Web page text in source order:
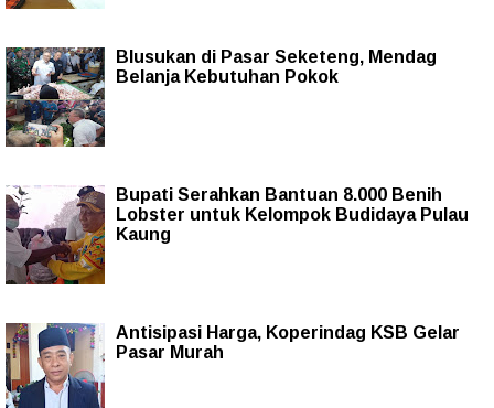
Blusukan di Pasar Seketeng, Mendag
Belanja Kebutuhan Pokok
Bupati Serahkan Bantuan 8.000 Benih
Lobster untuk Kelompok Budidaya Pulau
Kaung
Antisipasi Harga, Koperindag KSB Gelar
Pasar Murah